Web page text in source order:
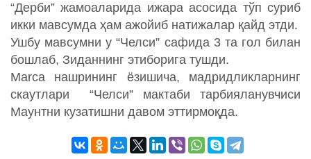
“Дерби” жамоаларида ижара асосида тўп суриб
икки мавсумда ҳам ажойиб натижалар қайд этди.
Ушбу мавсумни у “Челси” сафида 3 та гол билан
бошлаб, Зиданнинг этиборига тушди.
Marca нашрининг ёзишича, мадридликларнинг
скаутлари “Челси” мактаби тарбияланувчиси
Маунтни кузатишни давом эттирмоқда.